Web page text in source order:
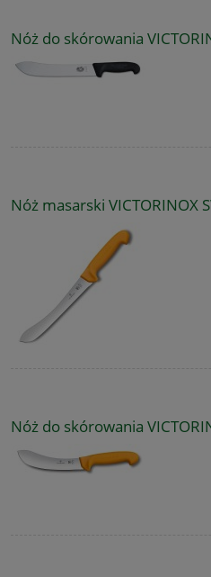
Nóż do skórowania
Nóż masarski VICTORINOX
Nóż do skórowania